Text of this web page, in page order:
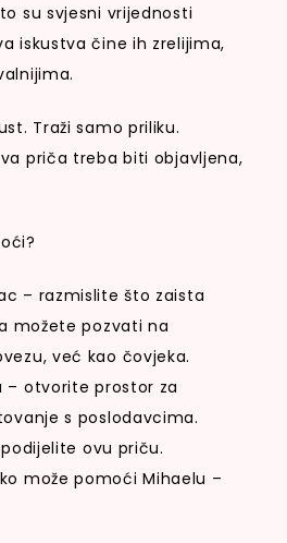
su svjesni vrijednosti
iskustva čine ih zrelijima,
Traži samo priliku.
priča treba biti objavljena,
– razmislite što zaista
možete pozvati na
već kao čovjeka.
– otvorite prostor za
s poslodavcima.
ovu priču.
može pomoći Mihaelu –